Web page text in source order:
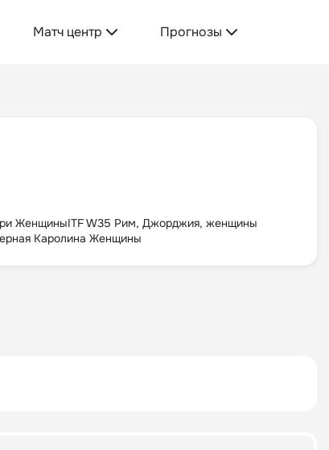
Матч центр Прогнозы
ЖенщиныITF W35 Рим, Джорджия, женщины
Каролина Женщины